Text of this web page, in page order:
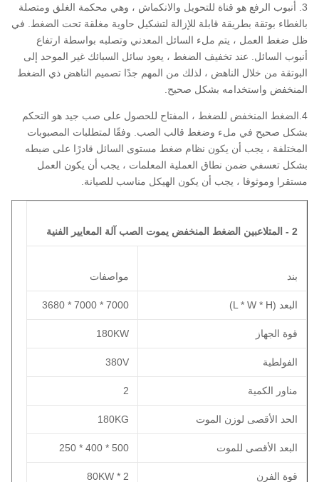
3. أنبوب الرفع هو قناة للتحويل والانكماش ، وهي محكمة الغلق ومتصلة
بالغطاء بوتقة بطريقة قابلة للإزالة لتشكيل حاوية مغلقة تحت الضغط. في
ظل ضغط العمل ، يتم ملء السائل المعدني وتصلبه بواسطة ارتفاع
أنبوب السائل. عند تخفيف الضغط ، يعود سائل السبائك غير الموحد إلى
البوتقة من خلال الناهض ، لذلك من المهم جدًا تصميم الناهض ذي الضغط
المنخفض واستخدامه بشكل صحيح.
4.الضغط المنخفض للضغط ، المفتاح للحصول على صب جيد هو التحكم
بشكل صحيح في ملء وضغط قالب الصب. وفقًا لمتطلبات المصبوبات
المختلفة ، يجب أن يكون نظام ضغط مستوى السائل قادرًا على ضبطه
بشكل تعسفي ضمن نطاق العملية المعلمات ، يجب أن يكون العمل
مستقرا وموثوقا ، يجب أن يكون الهيكل مناسب للصيانة.
2 - المتلاعبين الضغط المنخفض يموت الصب آلة المعايير الفنية
بند مواصفات
البعد (L * W * H) 7000 * 7000 * 3680
قوة الجهاز 180KW
الفولطية 380V
مناور الكمية 2
الحد الأقصى لوزن الموت 180KG
البعد الأقصى للموت 500 * 400 * 250
قوة الفرن 2 * 80KW